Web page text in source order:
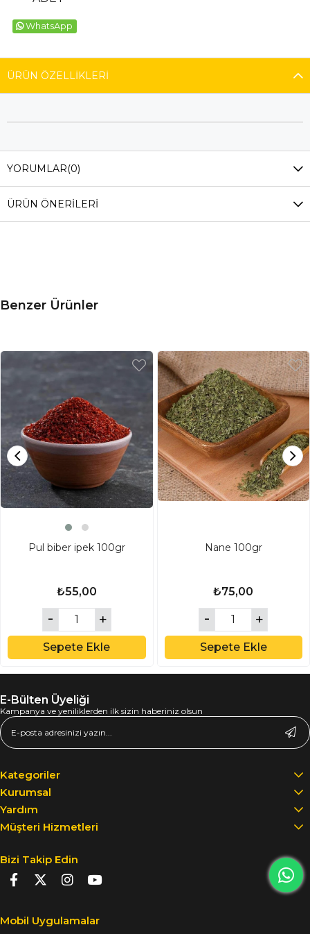
WhatsApp
ÜRÜN ÖZELLIKLERI
YORUMLAR(0)
ÜRÜN ÖNERILERI
Benzer Ürünler
Pul biber ipek 100gr
₺55,00
Sepete Ekle
Nane 100gr
₺75,00
Sepete Ekle
E-Bülten Üyeliği
Kampanya ve yeniliklerden ilk sizin haberiniz olsun
Kategoriler
Kurumsal
Yardım
Müşteri Hizmetleri
Bizi Takip Edin
Mobil Uygulamalar